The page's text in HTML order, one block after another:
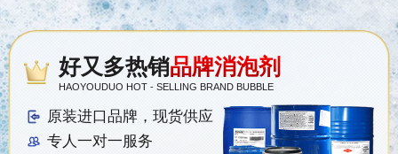
好又多热销品牌消泡剂
HAOYOUDUO HOT - SELLING BRAND BUBBLE
原装进口品牌，现货供应
专人一对一服务